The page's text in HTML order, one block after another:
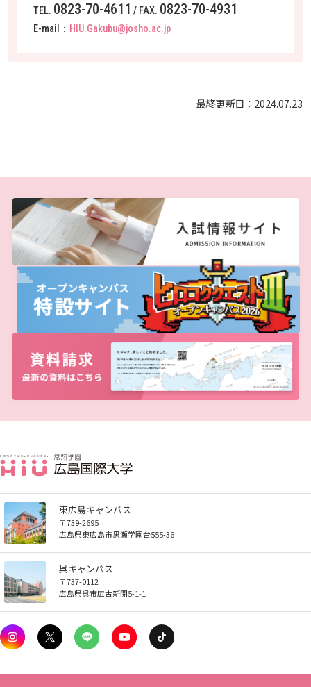
TEL. 0823-70-4611 / FAX. 0823-70-4931
E-mail： HIU.Gakubu@josho.ac.jp
最終更新日：2024.07.23
東広島キャンパス
〒739-2695
広島県東広島市黒瀬学園台555-36
呉キャンパス
〒737-0112
広島県呉市広古新開5-1-1